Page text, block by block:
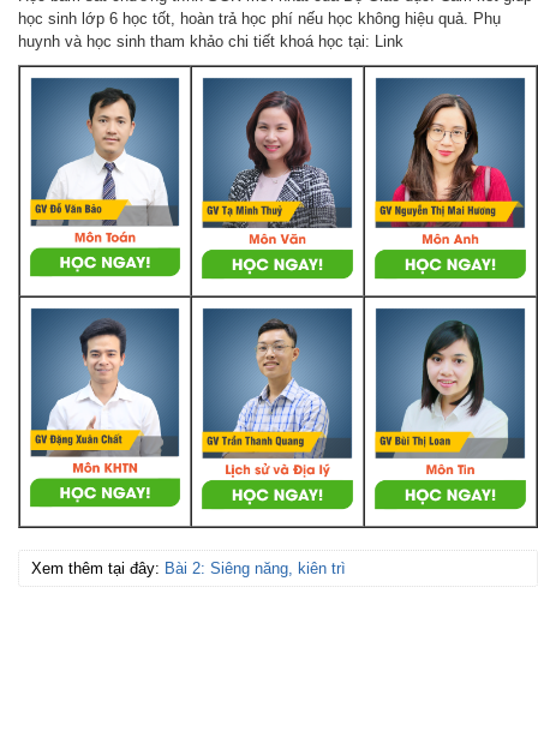
học sinh lớp 6 học tốt, hoàn trả học phí nếu học không hiệu quả. Phụ
huynh và học sinh tham khảo chi tiết khoá học tại: Link
Xem thêm tại đây: Bài 2: Siêng năng, kiên trì